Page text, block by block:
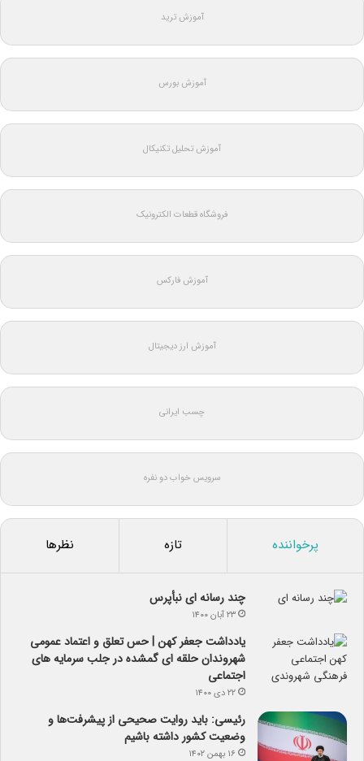
آموزش ترید
آموزش بورس
آموزش تحلیل تکنیکال
فروشگاه قطعات الکترونیک
آموزش فارکس
آموزش ارز دیجیتال
چسب ایرانی
سرویس خواب دو نفره
پرخواننده تازه نظرها
چند رسانه ای نبأپرس
۲۳ آبان ۱۴۰۰
یادداشت جعفر کهن | حس تعلق و اعتماد عمومی
شهروندان حلقه ای گمشده در جلب سرمایه های
اجتماعی
۲۲ دی ۱۴۰۰
رئیسی: باید روایت صحیحی از پیشرفت‌ها و
وضعیت کشور داشته باشیم
۱۶ بهمن ۱۴۰۲